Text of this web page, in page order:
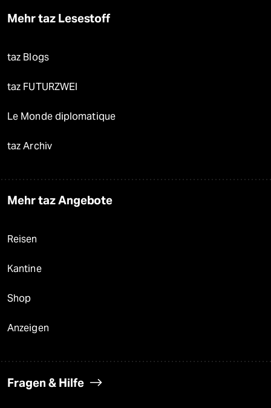
Mehr taz Lesestoff
taz Blogs
taz FUTURZWEI
Le Monde diplomatique
taz Archiv
Mehr taz Angebote
Reisen
Kantine
Shop
Anzeigen
Fragen & Hilfe